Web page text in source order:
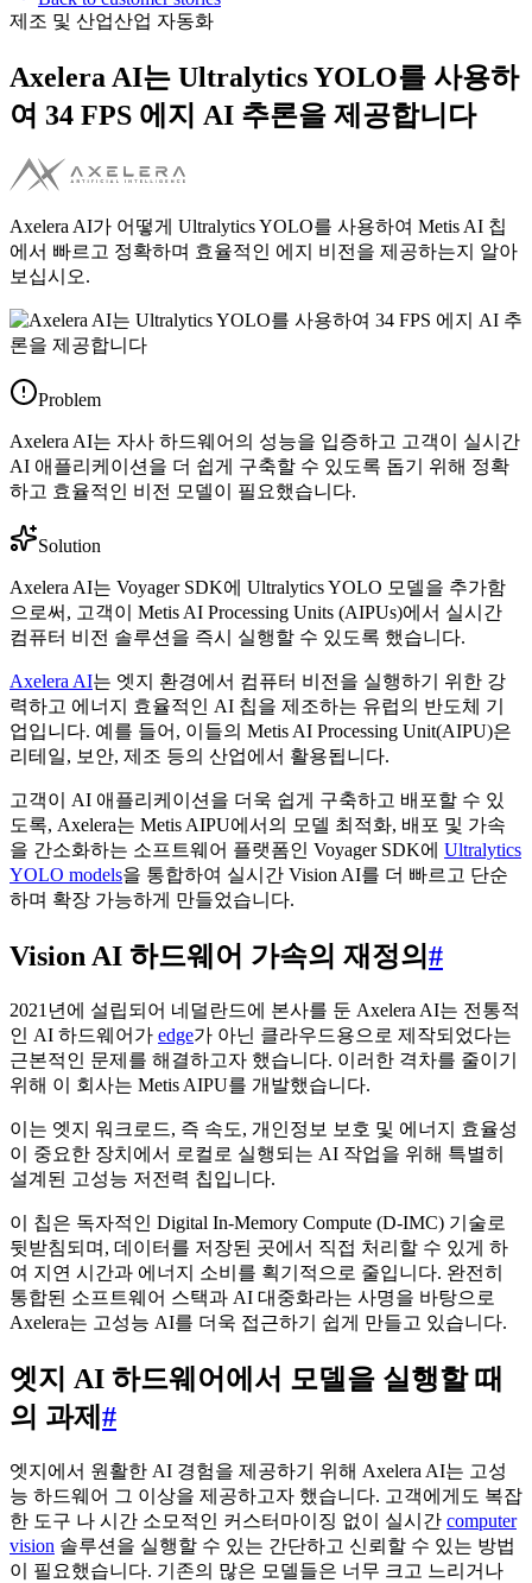
제조 및 산업산업 자동화
Axelera AI는 Ultralytics YOLO를 사용하
여 34 FPS 에지 AI 추론을 제공합니다
Axelera AI가 어떻게 Ultralytics YOLO를 사용하여 Metis AI 칩
에서 빠르고 정확하며 효율적인 에지 비전을 제공하는지 알아
보십시오.
Problem
Axelera AI는 자사 하드웨어의 성능을 입증하고 고객이 실시간
AI 애플리케이션을 더 쉽게 구축할 수 있도록 돕기 위해 정확
하고 효율적인 비전 모델이 필요했습니다.
Solution
Axelera AI는 Voyager SDK에 Ultralytics YOLO 모델을 추가함
으로써, 고객이 Metis AI Processing Units (AIPUs)에서 실시간
컴퓨터 비전 솔루션을 즉시 실행할 수 있도록 했습니다.
Axelera AI는 엣지 환경에서 컴퓨터 비전을 실행하기 위한 강
력하고 에너지 효율적인 AI 칩을 제조하는 유럽의 반도체 기
업입니다. 예를 들어, 이들의 Metis AI Processing Unit(AIPU)은
리테일, 보안, 제조 등의 산업에서 활용됩니다.
고객이 AI 애플리케이션을 더욱 쉽게 구축하고 배포할 수 있
도록, Axelera는 Metis AIPU에서의 모델 최적화, 배포 및 가속
을 간소화하는 소프트웨어 플랫폼인 Voyager SDK에 Ultralytics
YOLO models을 통합하여 실시간 Vision AI를 더 빠르고 단순
하며 확장 가능하게 만들었습니다.
Vision AI 하드웨어 가속의 재정의#
2021년에 설립되어 네덜란드에 본사를 둔 Axelera AI는 전통적
인 AI 하드웨어가 edge가 아닌 클라우드용으로 제작되었다는
근본적인 문제를 해결하고자 했습니다. 이러한 격차를 줄이기
위해 이 회사는 Metis AIPU를 개발했습니다.
이는 엣지 워크로드, 즉 속도, 개인정보 보호 및 에너지 효율성
이 중요한 장치에서 로컬로 실행되는 AI 작업을 위해 특별히
설계된 고성능 저전력 칩입니다.
이 칩은 독자적인 Digital In-Memory Compute (D-IMC) 기술로
뒷받침되며, 데이터를 저장된 곳에서 직접 처리할 수 있게 하
여 지연 시간과 에너지 소비를 획기적으로 줄입니다. 완전히
통합된 소프트웨어 스택과 AI 대중화라는 사명을 바탕으로
Axelera는 고성능 AI를 더욱 접근하기 쉽게 만들고 있습니다.
엣지 AI 하드웨어에서 모델을 실행할 때
의 과제 #
엣지에서 원활한 AI 경험을 제공하기 위해 Axelera AI는 고성
능 하드웨어 그 이상을 제공하고자 했습니다. 고객에게도 복잡
한 도구 나 시간 소모적인 커스터마이징 없이 실시간 computer
vision 솔루션을 실행할 수 있는 간단하고 신뢰할 수 있는 방법
이 필요했습니다. 기존의 많은 모델들은 너무 크고 느리거나